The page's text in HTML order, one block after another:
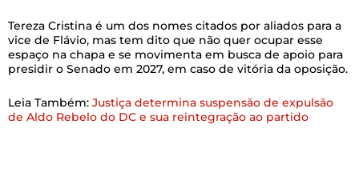
Tereza Cristina é um dos nomes citados por aliados para a
vice de Flávio, mas tem dito que não quer ocupar esse
espaço na chapa e se movimenta em busca de apoio para
presidir o Senado em 2027, em caso de vitória da oposição.
Leia Também: Justiça determina suspensão de expulsão
de Aldo Rebelo do DC e sua reintegração ao partido